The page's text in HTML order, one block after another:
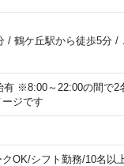
/ 鶴ケ丘駅から徒歩5分/
※8:00～22:00の間で2
ジです
OK/シフト勤務/10名以